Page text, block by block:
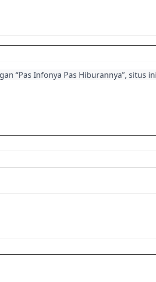
“Pas Infonya Pas Hiburannya”, situs